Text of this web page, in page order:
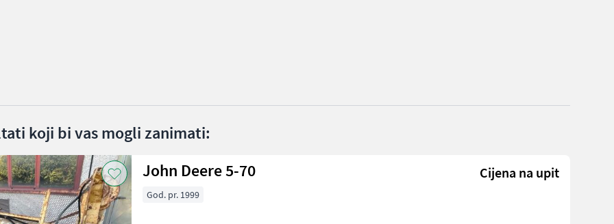
koji bi vas mogli zanimati:
John Deere 5-70 Cijena na upit
God. pr. 1999